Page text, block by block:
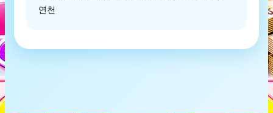
연천